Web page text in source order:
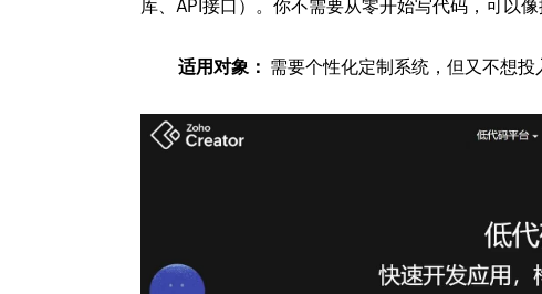
库、API接口）。你不需要从零开始写代码，可以
适用对象： 需要个性化定制系统，但又不想投